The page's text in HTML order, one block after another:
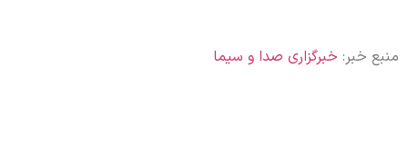
منبع خبر: خبرگزاری صدا و سیما